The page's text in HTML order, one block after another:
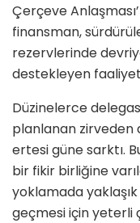
Çerçeve
finansman,
rezervlerinde
destekleyen
Düzinelerce
planlanan zirveden
ertesi güne sarktı.
bir fikir birliğine
yoklamada
geçmesi için yeterli